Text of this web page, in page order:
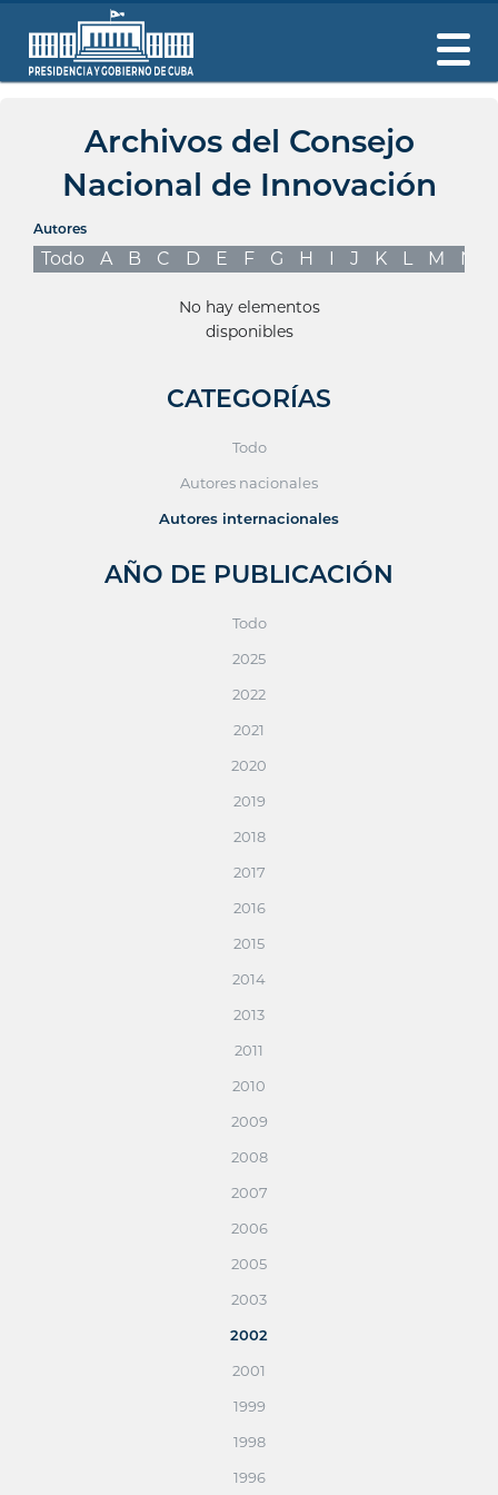
Archivos del Consejo
Nacional de Innovación
Autores
Todo A B C D E F G H I J K L M N
No hay elementos
disponibles
CATEGORÍAS
Todo
Autores nacionales
Autores internacionales
AÑO DE PUBLICACIÓN
Todo
2025
2022
2021
2020
2019
2018
2017
2016
2015
2014
2013
2011
2010
2009
2008
2007
2006
2005
2003
2002
2001
1999
1998
1996